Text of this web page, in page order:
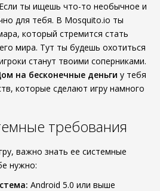
ты ищешь что-то необычное и
для тебя. В Mosquito.io ты
который стремится стать
мира. Тут ты будешь охотиться
станут твоими соперниками.
на бесконечные деньги у тебя
которые сделают игру намного
требования
важно знать ее системные
нужно:
Android 5.0 или выше